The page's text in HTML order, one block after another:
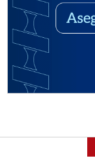
Requiere:
química y